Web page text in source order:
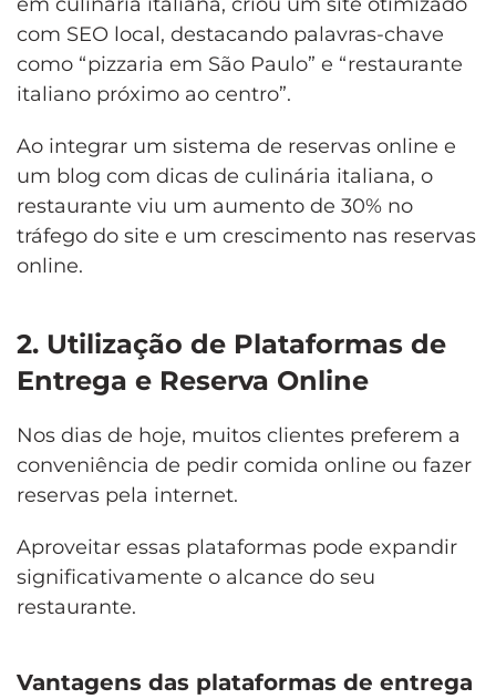
com SEO local, destacando palavras-chave
como “pizzaria em São Paulo” e “restaurante
italiano próximo ao centro”.
Ao integrar um sistema de reservas online e
um blog com dicas de culinária italiana, o
restaurante viu um aumento de 30% no
tráfego do site e um crescimento nas reservas
online.
2. Utilização de Plataformas de
Entrega e Reserva Online
Nos dias de hoje, muitos clientes preferem a
conveniência de pedir comida online ou fazer
reservas pela internet.
Aproveitar essas plataformas pode expandir
significativamente o alcance do seu
restaurante.
Vantagens das plataformas de entrega